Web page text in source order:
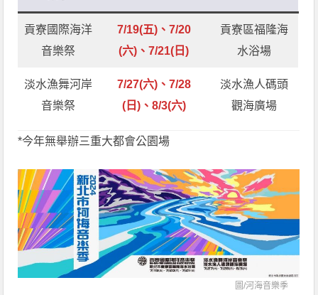
貢寮國際海洋
音樂祭
7/19(五)、7/20
(六)、7/21(日)
貢寮區福隆海
水浴場
淡水漁舞河岸
音樂祭
7/27(六)、7/28
(日)、8/3(六)
淡水漁人碼頭
觀海廣場
*今年無舉辦三重大都會公園場
圖/河海音樂季